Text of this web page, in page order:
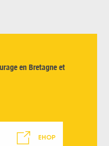
en Bretagne et
EHOP